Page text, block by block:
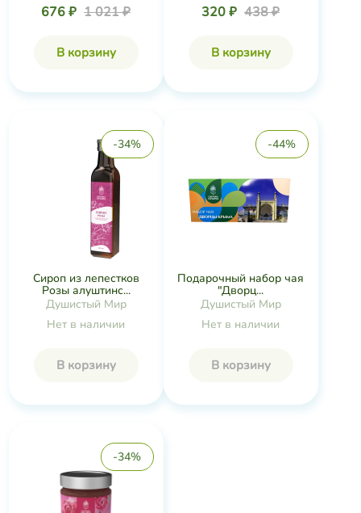
676 ₽ 1 021 ₽
В корзину
320 ₽ 438 ₽
В корзину
-34%
Сироп из лепестков
Розы алуштинс...
Душистый Мир
Нет в наличии
В корзину
-44%
Подарочный набор чая
"Дворц...
Душистый Мир
Нет в наличии
В корзину
-34%